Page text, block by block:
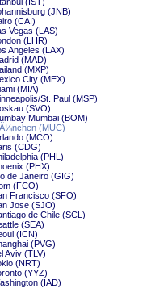
(JNB)
(CAI)
Vegas (LAS)
(LHR)
Angeles (LAX)
(MAD)
(MXP)
City (MEX)
(MIA)
St. Paul (MSP)
(SVO)
Mumbai (BOM)
(MUC)
(MCO)
(CDG)
(PHL)
(PHX)
de Janeiro (GIG)
(FCO)
Francisco (SFO)
Jose (SJO)
de Chile (SCL)
(SEA)
(ICN)
(PVG)
Aviv (TLV)
(NRT)
(YYZ)
(IAD)